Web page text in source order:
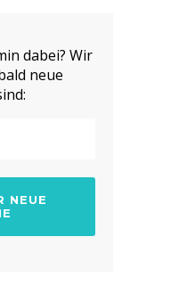
dabei? Wir
neue
NEUE